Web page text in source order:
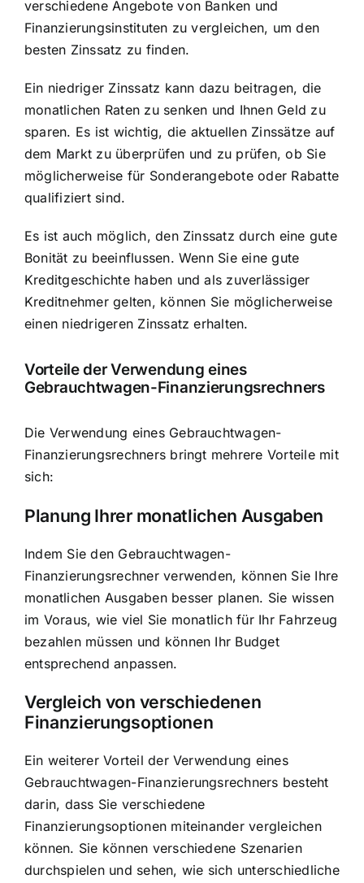
verschiedene Angebote von Banken und
Finanzierungsinstituten zu vergleichen, um den
besten Zinssatz zu finden.
Ein niedriger Zinssatz kann dazu beitragen, die
monatlichen Raten zu senken und Ihnen Geld zu
sparen. Es ist wichtig, die aktuellen Zinssätze auf
dem Markt zu überprüfen und zu prüfen, ob Sie
möglicherweise für Sonderangebote oder Rabatte
qualifiziert sind.
Es ist auch möglich, den Zinssatz durch eine gute
Bonität zu beeinflussen. Wenn Sie eine gute
Kreditgeschichte haben und als zuverlässiger
Kreditnehmer gelten, können Sie möglicherweise
einen niedrigeren Zinssatz erhalten.
Vorteile der Verwendung eines
Gebrauchtwagen-Finanzierungsrechners
Die Verwendung eines Gebrauchtwagen-
Finanzierungsrechners bringt mehrere Vorteile mit
sich:
Planung Ihrer monatlichen Ausgaben
Indem Sie den Gebrauchtwagen-
Finanzierungsrechner verwenden, können Sie Ihre
monatlichen Ausgaben besser planen. Sie wissen
im Voraus, wie viel Sie monatlich für Ihr Fahrzeug
bezahlen müssen und können Ihr Budget
entsprechend anpassen.
Vergleich von verschiedenen
Finanzierungsoptionen
Ein weiterer Vorteil der Verwendung eines
Gebrauchtwagen-Finanzierungsrechners besteht
darin, dass Sie verschiedene
Finanzierungsoptionen miteinander vergleichen
können. Sie können verschiedene Szenarien
durchspielen und sehen, wie sich unterschiedliche